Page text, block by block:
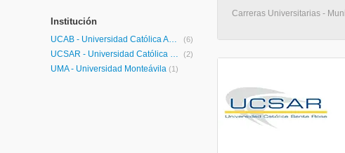
Institución
UCAB - Universidad Católica Andrés Bello (6)
UCSAR - Universidad Católica Santa Rosa (2)
UMA - Universidad Monteávila (1)
Carreras Universitarias -